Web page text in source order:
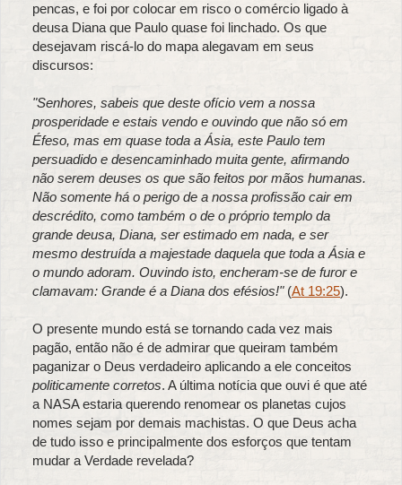
pencas, e foi por colocar em risco o comércio ligado à
deusa Diana que Paulo quase foi linchado. Os que
desejavam riscá-lo do mapa alegavam em seus
discursos:
"Senhores, sabeis que deste ofício vem a nossa
prosperidade e estais vendo e ouvindo que não só em
Éfeso, mas em quase toda a Ásia, este Paulo tem
persuadido e desencaminhado muita gente, afirmando
não serem deuses os que são feitos por mãos humanas.
Não somente há o perigo de a nossa profissão cair em
descrédito, como também o de o próprio templo da
grande deusa, Diana, ser estimado em nada, e ser
mesmo destruída a majestade daquela que toda a Ásia e
o mundo adoram. Ouvindo isto, encheram-se de furor e
clamavam: Grande é a Diana dos efésios!"(At 19:25).
O presente mundo está se tornando cada vez mais
pagão, então não é de admirar que queiram também
paganizar o Deus verdadeiro aplicando a ele conceitos
politicamente corretos. A última notícia que ouvi é que até
a NASA estaria querendo renomear os planetas cujos
nomes sejam por demais machistas. O que Deus acha
de tudo isso e principalmente dos esforços que tentam
mudar a Verdade revelada?